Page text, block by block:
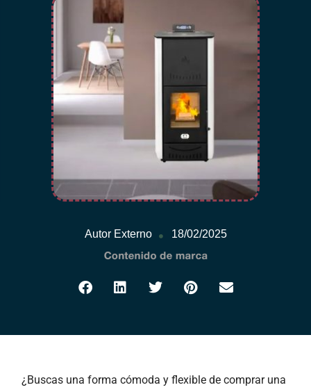
Autor Externo 18/02/2025
¿Buscas una forma cómoda y flexible de comprar una